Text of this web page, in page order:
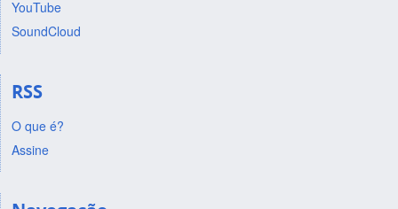
YouTube
SoundCloud
RSS
O que é?
Assine